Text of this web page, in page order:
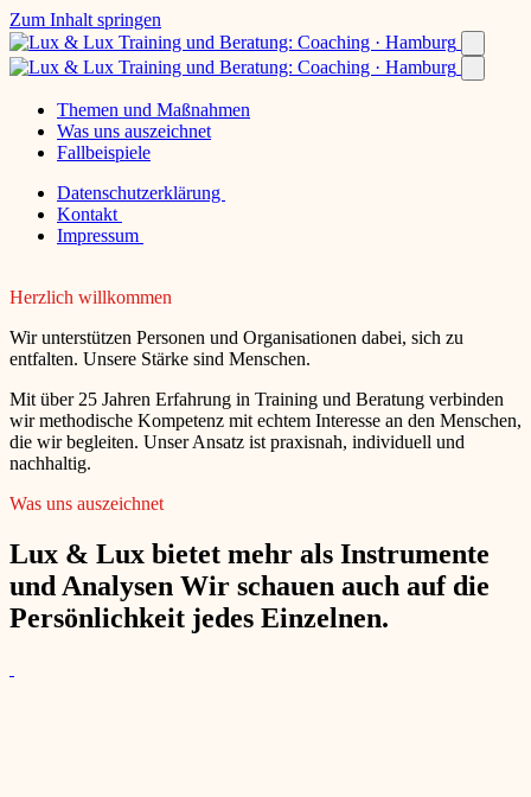
Zum Inhalt springen
Themen und Maßnahmen
Was uns auszeichnet
Fallbeispiele
Datenschutzerklärung
Kontakt
Impressum
Herzlich willkommen
Wir unterstützen Personen und Organisationen dabei, sich zu
entfalten. Unsere Stärke sind Menschen.
Mit über 25 Jahren Erfahrung in Training und Beratung verbinden
wir methodische Kompetenz mit echtem Interesse an den Menschen,
die wir begleiten. Unser Ansatz ist praxisnah, individuell und
nachhaltig.
Was uns auszeichnet
Lux & Lux bietet mehr als Instrumente
und Analysen Wir schauen auch auf die
Persönlichkeit jedes Einzelnen.